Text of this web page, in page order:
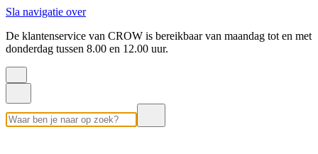
Sla navigatie over
De klantenservice van CROW is bereikbaar van maandag tot en met
donderdag tussen 8.00 en 12.00 uur.